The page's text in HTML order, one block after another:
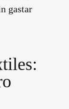
gastar